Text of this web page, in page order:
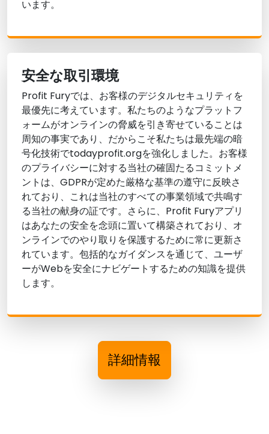
います。
安全な取引環境
Profit Furyでは、お客様のデジタルセキュリティを
最優先に考えています。私たちのようなプラットフ
ォームがオンラインの脅威を引き寄せていることは
周知の事実であり、だからこそ私たちは最先端の暗
号化技術でtodayprofit.orgを強化しました。お客様
のプライバシーに対する当社の確固たるコミットメ
ントは、GDPRが定めた厳格な基準の遵守に反映さ
れており、これは当社のすべての事業領域で共鳴す
る当社の献身の証です。さらに、Profit Furyアプリ
はあなたの安全を念頭に置いて構築されており、オ
ンラインでのやり取りを保護するために常に更新さ
れています。包括的なガイダンスを通じて、ユーザ
ーがWebを安全にナビゲートするための知識を提供
します。
詳細情報